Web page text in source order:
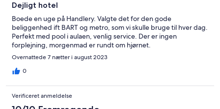
Dejligt hotel
Boede en uge på Handlery. Valgte det for den gode
beliggenhed ift BART og metro, som vi skulle bruge til hver dag.
Perfekt med pool i aulaen, venlig service. Der er ingen
forplejning, morgenmad er rundt om hjørnet.
Overnattede 7 nætter i august 2023
0
Verificeret anmeldelse